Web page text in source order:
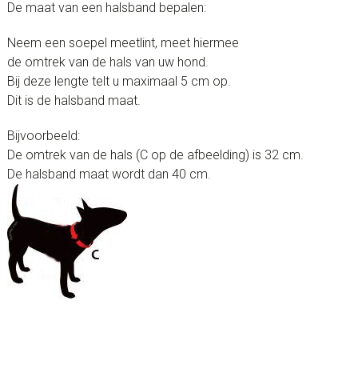
De maat van een halsband bepalen:
Neem een soepel meetlint, meet hiermee
de omtrek van de hals van uw hond.
Bij deze lengte telt u maximaal 5 cm op.
Dit is de halsband maat.
Bijvoorbeeld:
De omtrek van de hals (C op de afbeelding) is 32 cm.
De halsband maat wordt dan 40 cm.